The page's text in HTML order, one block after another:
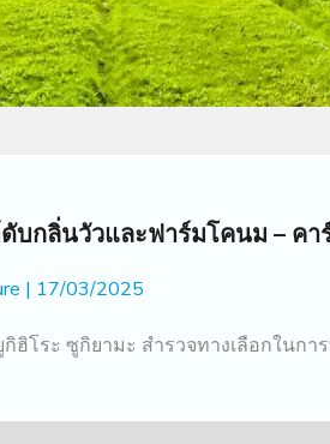
กลิ่นวัวและฟาร์มโคนม – ค
17/03/2025
ฮิโระ ซูกิยามะ สำรวจทางเลือกในกา